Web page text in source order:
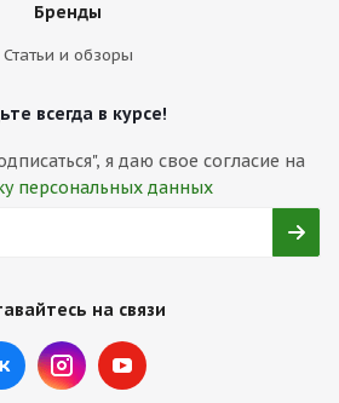
Бренды
Статьи и обзоры
всегда в курсе!
я даю свое согласие на
персональных данных
на связи